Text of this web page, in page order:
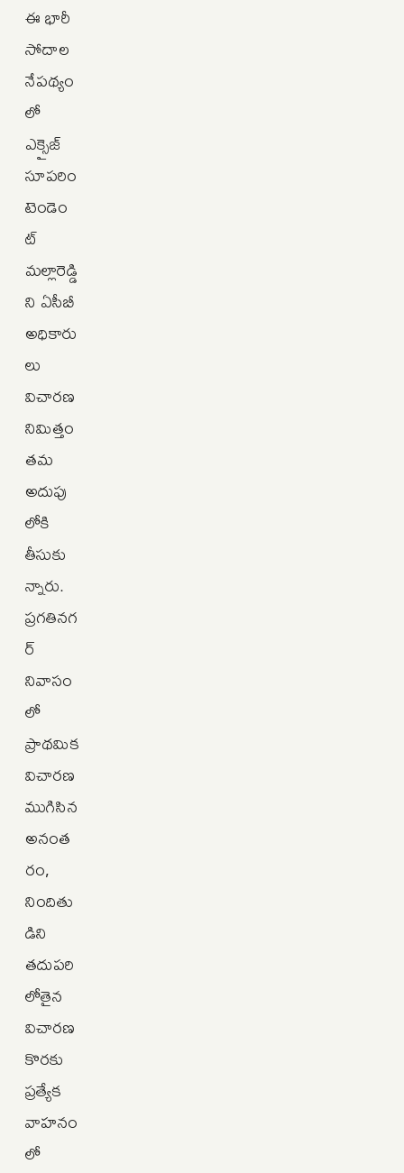
ఈ భారీ
సోదాల
నేపథ్యం
లో
ఎక్సైజ్
సూపరిం
టెండెం
ట్
మల్లారెడ్డి
ని ఏసీబీ
అధికారు
లు
విచారణ
నిమిత్తం
తమ
అదుపు
లోకి
తీసుకు
న్నారు.
ప్రగతినగ
ర్
నివాసం
లో
ప్రాథమిక
విచారణ
ముగిసిన
అనంత
రం,
నిందితు
డిని
తదుపరి
లోతైన
విచారణ
కొరకు
ప్రత్యేక
వాహనం
లో